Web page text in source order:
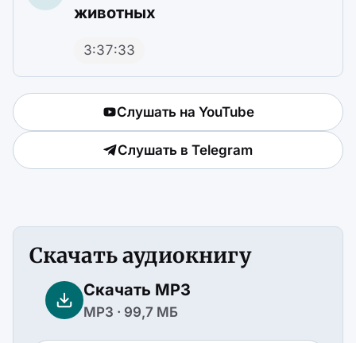
животных
3:37:33
Слушать на YouTube
Слушать в Telegram
Скачать аудиокнигу
Скачать MP3
MP3 · 99,7 МБ